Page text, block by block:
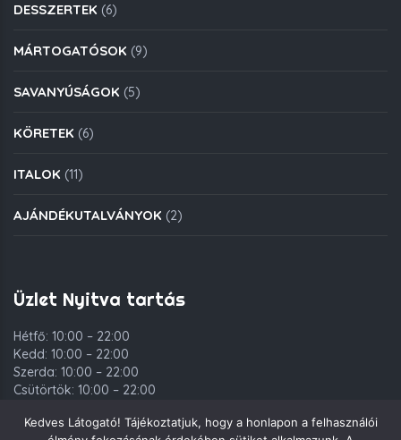
DESSZERTEK (6)
MÁRTOGATÓSOK (9)
SAVANYÚSÁGOK (5)
KÖRETEK (6)
ITALOK (11)
AJÁNDÉKUTALVÁNYOK (2)
Üzlet Nyitva tartás
Hétfő: 10:00 – 22:00
Kedd: 10:00 – 22:00
Szerda: 10:00 – 22:00
Csütörtök: 10:00 – 22:00
Szombat: 10:00 – 00:00
Kedves Látogató! Tájékoztatjuk, hogy a honlapon a felhasználói